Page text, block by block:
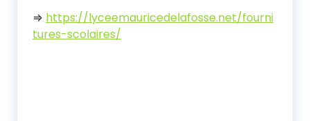
⇒ https://lyceemauricedelafosse.net/fourni
tures-scolaires/